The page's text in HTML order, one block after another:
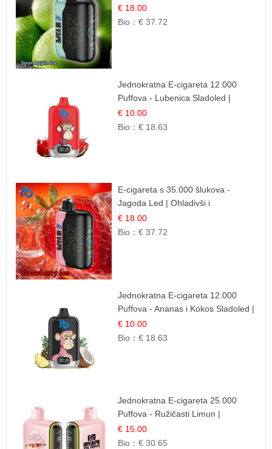
Slatki Okus
€ 18.00
Bio：€ 37.72
Jednokratna E-cigareta 12.000
Puffova - Lubenica Sladoled |
Ljetna Desertna Aroma
€ 10.00
Bio：€ 18.63
E-cigareta s 35.000 šlukova -
Jagoda Led | Ohladivši i
Osježavajući Okus
€ 18.00
Bio：€ 37.72
Jednokratna E-cigareta 12.000
Puffova - Ananas i Kokos Sladoled |
Tropski Desert
€ 10.00
Bio：€ 18.63
Jednokratna E-cigareta 25.000
Puffova - Ružičasti Limun |
Osježavajuća Citrusna Aroma
€ 15.00
Bio：€ 30.65